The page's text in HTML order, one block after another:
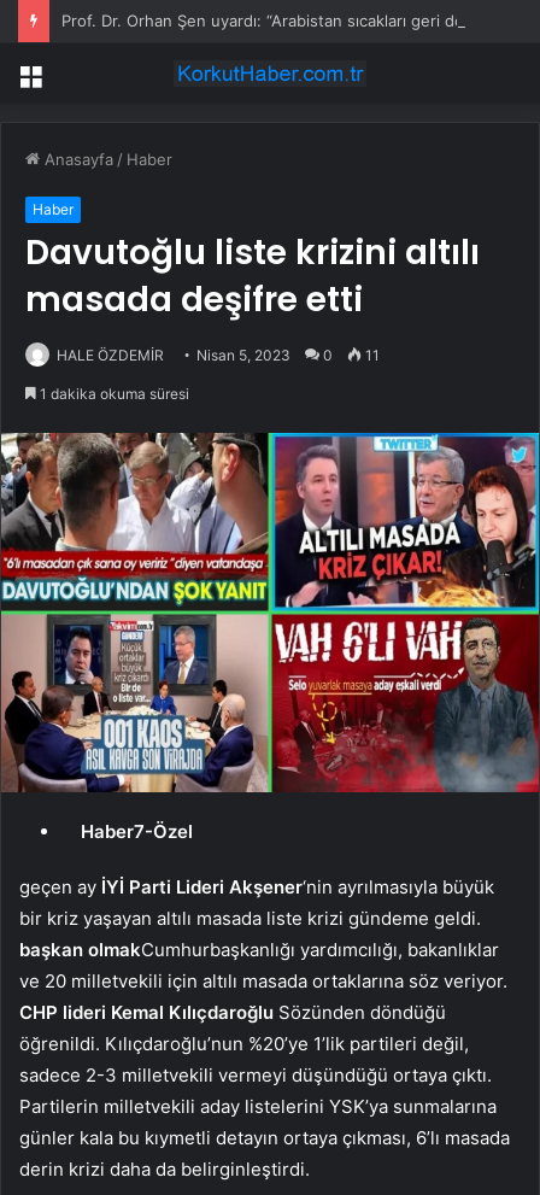
Menü
Anasayfa / Haber
Haber
Davutoğlu liste krizini altılı
masada deşifre etti
HALE ÖZDEMİR Nisan 5, 2023 0 11
1 dakika okuma süresi
Haber7-Özel
geçen ay İYİ Parti Lideri Akşener‘nin ayrılmasıyla büyük
bir kriz yaşayan altılı masada liste krizi gündeme geldi.
başkan olmakCumhurbaşkanlığı yardımcılığı, bakanlıklar
ve 20 milletvekili için altılı masada ortaklarına söz veriyor.
CHP lideri Kemal Kılıçdaroğlu Sözünden döndüğü
öğrenildi. Kılıçdaroğlu’nun %20’ye 1’lik partileri değil,
sadece 2-3 milletvekili vermeyi düşündüğü ortaya çıktı.
Partilerin milletvekili aday listelerini YSK’ya sunmalarına
günler kala bu kıymetli detayın ortaya çıkması, 6’lı masada
derin krizi daha da belirginleştirdi.